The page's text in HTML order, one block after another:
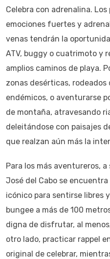
Celebra con adrenalina.
emociones fuertes y
venas tendrán la
ATV, buggy o cuatrimoto y
amplios caminos de playa.
zonas desérticas,
endémicos, o aventurarse
de montaña, atravesando
deleitándose con paisajes
que realzan aún más la
Para los más aventureros,
José del Cabo se
icónico para sentirse libres
bungee a más de 100
digna de disfrutar, al
otro lado, practicar rappel
original de celebrar,